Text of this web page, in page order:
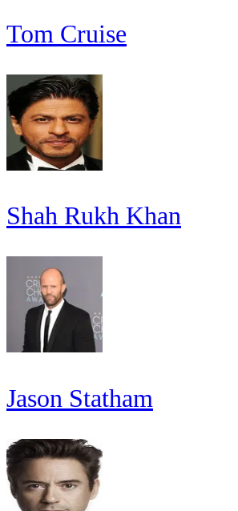
Tom Cruise
Shah Rukh Khan
Jason Statham